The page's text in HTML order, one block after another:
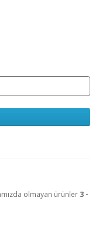
olmayan ürünler 3 -